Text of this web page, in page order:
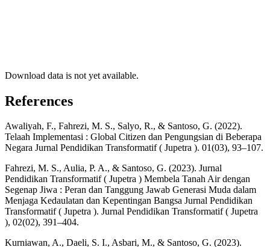
Download data is not yet available.
References
Awaliyah, F., Fahrezi, M. S., Salyo, R., & Santoso, G. (2022).
Telaah Implementasi : Global Citizen dan Pengungsian di Beberapa
Negara Jurnal Pendidikan Transformatif ( Jupetra ). 01(03), 93–107.
Fahrezi, M. S., Aulia, P. A., & Santoso, G. (2023). Jurnal
Pendidikan Transformatif ( Jupetra ) Membela Tanah Air dengan
Segenap Jiwa : Peran dan Tanggung Jawab Generasi Muda dalam
Menjaga Kedaulatan dan Kepentingan Bangsa Jurnal Pendidikan
Transformatif ( Jupetra ). Jurnal Pendidikan Transformatif ( Jupetra
), 02(02), 391–404.
Kurniawan, A., Daeli, S. I., Asbari, M., & Santoso, G. (2023).